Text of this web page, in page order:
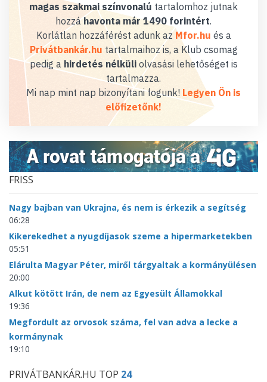
magas szakmai színvonalú tartalomhoz jutnak
hozzáhavonta már 1490 forintért.
Korlátlan hozzáférést adunk az Mfor.hu és a
Privátbankár.hu tartalmaihoz is, a Klub csomag
pedig a hirdetés nélküliolvasási lehetőséget is
tartalmazza.
Mi nap mint nap bizonyítani fogunk! Legyen Ön is
előfizetőnk!
FRISS
Nagy bajban van Ukrajna, és nem is érkezik a segítség
06:28
Kikerekedhet a nyugdíjasok szeme a hipermarketekben
05:51
Elárulta Magyar Péter, miről tárgyaltak a kormányülésen
20:00
Alkut kötött Irán, de nem az Egyesült Államokkal
19:36
Megfordult az orvosok száma, fel van adva a lecke a
kormánynak
19:10
PRIVÁTBANKÁR.HU TOP 24